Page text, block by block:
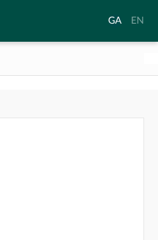
Aistrigh
Gaeilge
GA
to
EN